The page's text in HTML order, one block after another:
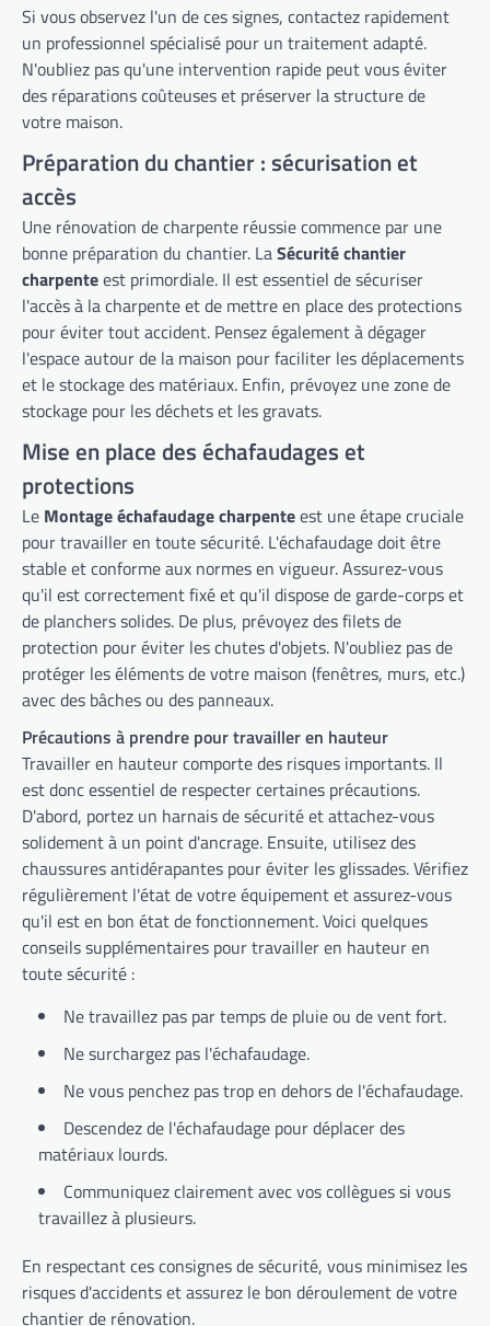
Si vous observez l'un de ces signes, contactez rapidement
un professionnel spécialisé pour un traitement adapté.
N'oubliez pas qu'une intervention rapide peut vous éviter
des réparations coûteuses et préserver la structure de
votre maison.
Préparation du chantier : sécurisation et
accès
Une rénovation de charpente réussie commence par une
bonne préparation du chantier. LaSécurité chantier
charpenteest primordiale. Il est essentiel de sécuriser
l'accès à la charpente et de mettre en place des protections
pour éviter tout accident. Pensez également à dégager
l'espace autour de la maison pour faciliter les déplacements
et le stockage des matériaux. Enfin, prévoyez une zone de
stockage pour les déchets et les gravats.
Mise en place des échafaudages et
protections
Le Montage échafaudage charpenteest une étape cruciale
pour travailler en toute sécurité. L'échafaudage doit être
stable et conforme aux normes en vigueur. Assurez-vous
qu'il est correctement fixé et qu'il dispose de garde-corps et
de planchers solides. De plus, prévoyez des filets de
protection pour éviter les chutes d'objets. N'oubliez pas de
protéger les éléments de votre maison (fenêtres, murs, etc.)
avec des bâches ou des panneaux.
Précautions à prendre pour travailler en hauteur
Travailler en hauteur comporte des risques importants. Il
est donc essentiel de respecter certaines précautions.
D'abord, portez un harnais de sécurité et attachez-vous
solidement à un point d'ancrage. Ensuite, utilisez des
chaussures antidérapantes pour éviter les glissades. Vérifiez
régulièrement l'état de votre équipement et assurez-vous
qu'il est en bon état de fonctionnement. Voici quelques
conseils supplémentaires pour travailler en hauteur en
toute sécurité :
Ne travaillez pas par temps de pluie ou de vent fort.
Ne surchargez pas l'échafaudage.
Ne vous penchez pas trop en dehors de l'échafaudage.
Descendez de l'échafaudage pour déplacer des
matériaux lourds.
Communiquez clairement avec vos collègues si vous
travaillez à plusieurs.
En respectant ces consignes de sécurité, vous minimisez les
risques d'accidents et assurez le bon déroulement de votre
chantier de rénovation.